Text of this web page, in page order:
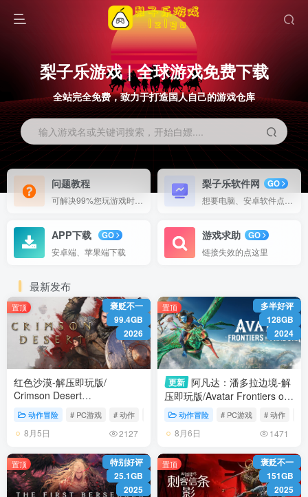
梨子乐游戏 | 全球游戏免费下载
全站完全免费，致力于打造国人自己的游戏仓库
输入游戏名或关键词搜索，开始白嫖....
问题教程 梨子乐软件网
GO
APP下载
GO
安卓端、苹果端下载
游戏求助
GO
链接失效的点这里
最新发布
置顶
褒贬不一
99.4GB
2026
红色沙漠-解压即玩版/
Crimson Desert
装中文版
动作冒险 # PC游戏 # 动作
8月5日 2127
置顶
多半好评
128GB
2024
更新 阿凡达：潘多拉边境-解
压即玩版/Avatar Frontiers of
Pandora Build.22429549 免安
装中文版
动作冒险 # PC游戏 # 动作
8月6日 1471
置顶
特别好评
25.1GB
2025
置顶
褒贬不一
151GB
2025